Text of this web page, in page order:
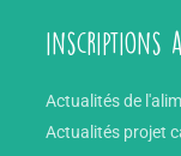
inscriptions
Actualités de
Actualités projet